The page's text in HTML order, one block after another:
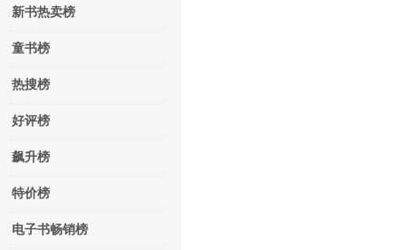
新书热卖榜
童书榜
热搜榜
好评榜
飙升榜
特价榜
电子书畅销榜